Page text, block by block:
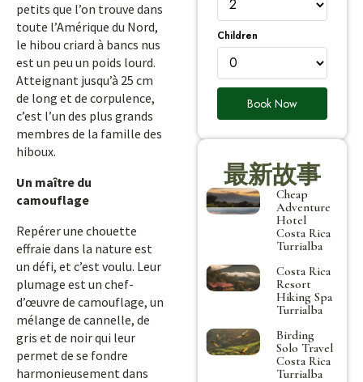
petits que l’on trouve dans
toute l’Amérique du Nord,
le hibou criard à bancs nus
est un peu un poids lourd.
Atteignant jusqu’à 25 cm
de long et de corpulence,
c’est l’un des plus grands
membres de la famille des
hiboux.
Un maître du
camouflage
Repérer une chouette
effraie dans la nature est
un défi, et c’est voulu. Leur
plumage est un chef-
d’œuvre de camouflage, un
mélange de cannelle, de
gris et de noir qui leur
permet de se fondre
harmonieusement dans
Children
Book Now
最新故事
Cheap
Adventure
Hotel
Costa Rica
Turrialba
Costa Rica
Resort
Hiking Spa
Turrialba
Birding
Solo Travel
Costa Rica
Turrialba